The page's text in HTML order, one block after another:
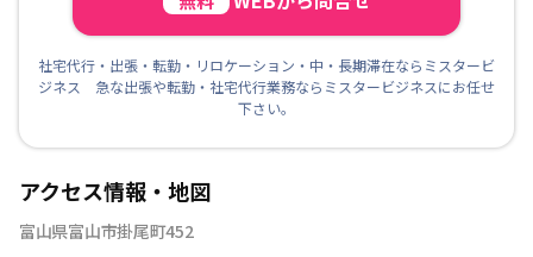
社宅代行・出張・転勤・リロケーション・中・長期滞在ならミスタービ
ジネス 急な出張や転勤・社宅代行業務ならミスタービジネスにお任せ
下さい。
アクセス情報・地図
富山県富山市掛尾町452